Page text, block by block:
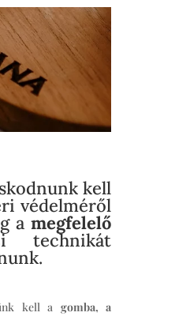
kell
védelméről
amegfelelő
i technikát
kell a gomba, a